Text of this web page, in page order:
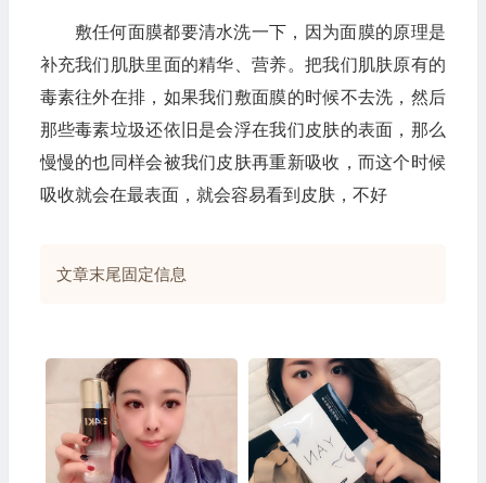
敷任何面膜都要清水洗一下，因为面膜的原理是
补充我们肌肤里面的精华、营养。把我们肌肤原有的
毒素往外在排，如果我们敷面膜的时候不去洗，然后
那些毒素垃圾还依旧是会浮在我们皮肤的表面，那么
慢慢的也同样会被我们皮肤再重新吸收，而这个时候
吸收就会在最表面，就会容易看到皮肤，不好
文章末尾固定信息